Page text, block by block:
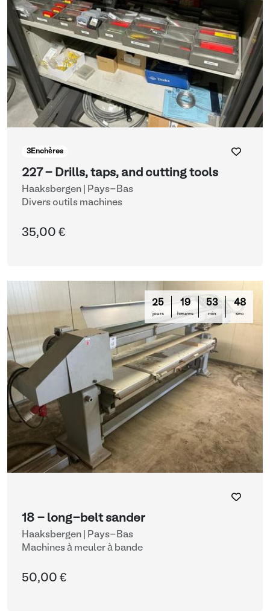
3Enchères
227 - Drills, taps, and cutting tools
Haaksbergen | Pays-Bas
Divers outils machines
35,00 €
25
jours
19
heures
53
min
47
sec
18 - long-belt sander
Haaksbergen | Pays-Bas
Machines à meuler à bande
50,00 €